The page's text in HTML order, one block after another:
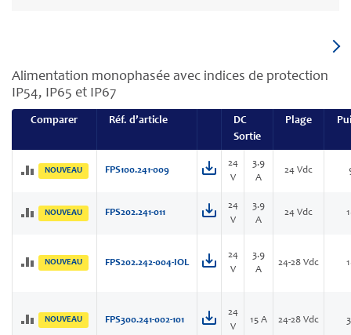
Alimentation monophasée avec indices de protection
IP54, IP65 et IP67
Comparer Réf. d’article
DC
Sortie
Plage
NOUVEAU FPS100.241-009
24
V
3.9
A
24 Vdc
NOUVEAU FPS202.241-011
24
V
3.9
A
24 Vdc
NOUVEAU FPS202.242-004-IOL
24
V
3.9
A
24-28 Vdc
NOUVEAU FPS300.241-002-101
24
V
15 A 24-28 Vdc